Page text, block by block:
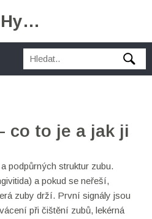
Péče o Zubní Hygienu
co to je a jak ji
podpůrných struktur zubu.
a pokud se neřeší,
zuby drží. První signály jsou
při čištění zubů, lekérná